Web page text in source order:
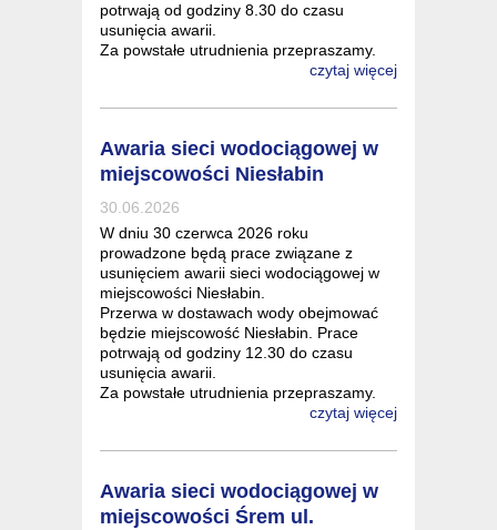
potrwają od godziny 8.30 do czasu
usunięcia awarii.
Za powstałe utrudnienia przepraszamy.
czytaj więcej
Awaria sieci wodociągowej w
miejscowości Niesłabin
30.06.2026
W dniu 30 czerwca 2026 roku
prowadzone będą prace związane z
usunięciem awarii sieci wodociągowej w
miejscowości Niesłabin.
Przerwa w dostawach wody obejmować
będzie miejscowość Niesłabin. Prace
potrwają od godziny 12.30 do czasu
usunięcia awarii.
Za powstałe utrudnienia przepraszamy.
czytaj więcej
Awaria sieci wodociągowej w
miejscowości Śrem ul.